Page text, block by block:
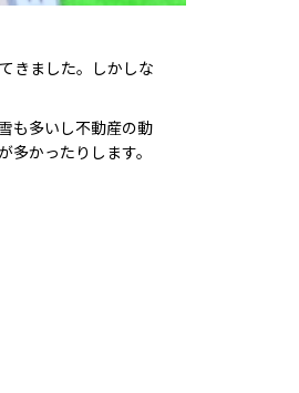
きました。しかしな
も多いし不動産の動
かったりします。